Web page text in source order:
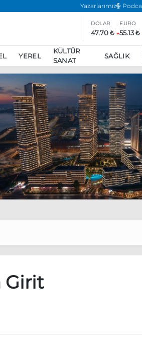
Yazarlarımız
DOLAR
47.70 ₺
EURO
55.13 ₺
YEREL
KÜLTÜR
SANAT
SAĞLIK
eylem yasağı uzatıldı
Özgür Özel,
katılmama kararı aldı
Boykot
Girit